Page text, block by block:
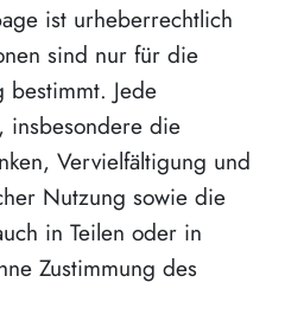
ist urheberrechtlich
sind nur für die
bestimmt. Jede
insbesondere die
Vervielfältigung und
Nutzung sowie die
in Teilen oder in
Zustimmung des